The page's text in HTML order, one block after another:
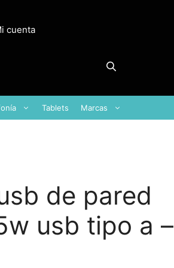
cuenta
Tablets Marcas
de pared
usb tipo a –